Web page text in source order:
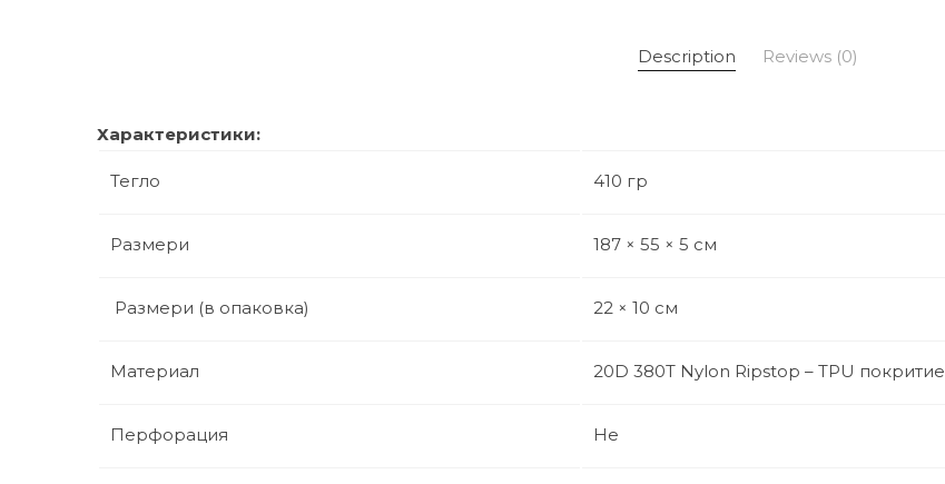
Description Reviews (0)
Характеристики:
Тегло 410 гр
Размери 187 × 55 × 5 см
Размери (в опаковка) 22 × 10 см
Материал 20D 380T Nylon Ripstop – TPU покритие
Перфорация Не